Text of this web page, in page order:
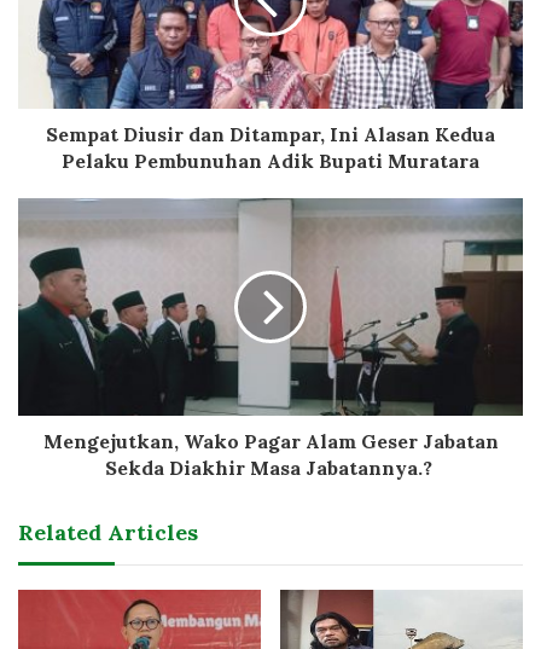
Sempat Diusir dan Ditampar, Ini Alasan Kedua
Pelaku Pembunuhan Adik Bupati Muratara
Mengejutkan, Wako Pagar Alam Geser Jabatan
Sekda Diakhir Masa Jabatannya.?
Related Articles